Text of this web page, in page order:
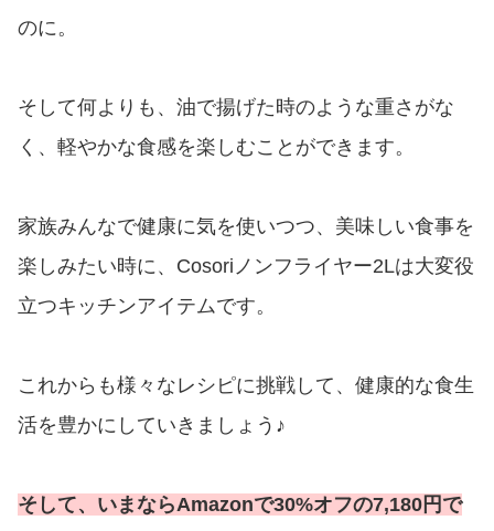
のに。
そして何よりも、油で揚げた時のような重さがな
く、軽やかな食感を楽しむことができます。
家族みんなで健康に気を使いつつ、美味しい食事を
楽しみたい時に、Cosoriノンフライヤー2Lは大変役
立つキッチンアイテムです。
これからも様々なレシピに挑戦して、健康的な食生
活を豊かにしていきましょう♪
そして、いまならAmazonで30%オフの7,180円で